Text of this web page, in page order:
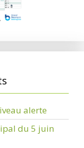
alerte
du 5 juin